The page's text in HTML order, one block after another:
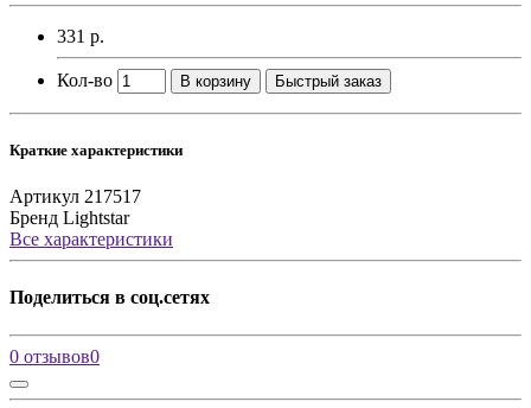
331 р.
Кол-во В корзину Быстрый заказ
Краткие характеристики
Артикул 217517
Бренд Lightstar
Все характеристики
Поделиться в соц.сетях
0 отзывов0